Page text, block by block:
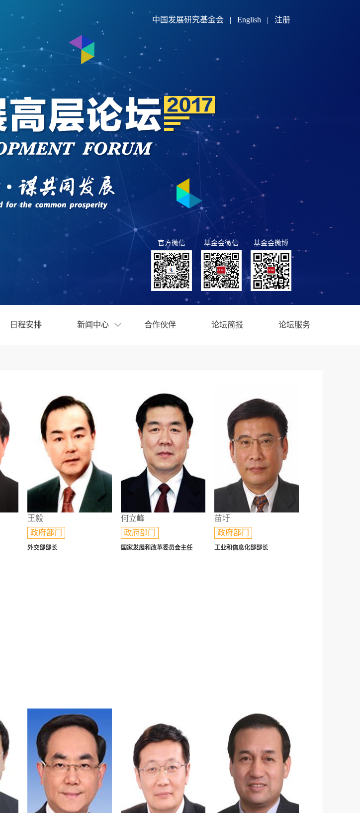
中国发展研究基金会 | English | 注册
官方微信 基金会微信 基金会微博
日程安排 新闻中心 合作伙伴 论坛简报 论坛服务
王毅
政府部门
外交部部长
何立峰
政府部门
国家发展和改革委员会主任
苗圩
政府部门
工业和信息化部部长